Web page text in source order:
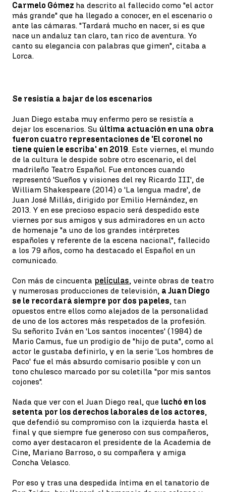
Carmelo Gómez ha descrito al fallecido como "el actor
más grande" que ha llegado a conocer, en el escenario o
ante las cámaras. "Tardará mucho en nacer, si es que
nace un andaluz tan claro, tan rico de aventura. Yo
canto su elegancia con palabras que gimen", citaba a
Lorca.
Se resistía a bajar de los escenarios
Juan Diego estaba muy enfermo pero se resistía a
dejar los escenarios. Su última actuación en una obra
fueron cuatro representaciones de 'El coronel no
tiene quien le escriba' en 2019. Este viernes, el mundo
de la cultura le despide sobre otro escenario, el del
madrileño Teatro Español. Fue entonces cuando
representó 'Sueños y visiones del rey Ricardo III', de
William Shakespeare (2014) o 'La lengua madre', de
Juan José Millás, dirigido por Emilio Hernández, en
2013. Y en ese precioso espacio será despedido este
viernes por sus amigos y sus admiradores en un acto
de homenaje "a uno de los grandes intérpretes
españoles y referente de la escena nacional", fallecido
a los 79 años, como ha destacado el Español en un
comunicado.
Con más de cincuenta películas, veinte obras de teatro
y numerosas producciones de televisión, a Juan Diego
se le recordará siempre por dos papeles, tan
opuestos entre ellos como alejados de la personalidad
de uno de los actores más respetados de la profesión.
Su señorito Iván en 'Los santos inocentes' (1984) de
Mario Camus, fue un prodigio de "hijo de puta", como al
actor le gustaba definirlo, y en la serie 'Los hombres de
Paco' fue el más absurdo comisario posible y con un
tono chulesco marcado por su coletilla "por mis santos
cojones".
Nada que ver con el Juan Diego real, que luchó en los
setenta por los derechos laborales de los actores,
que defendió su compromiso con la izquierda hasta el
final y que siempre fue generoso con sus compañeros,
como ayer destacaron el presidente de la Academia de
Cine, Mariano Barroso, o su compañera y amiga
Concha Velasco.
Por eso y tras una despedida íntima en el tanatorio de